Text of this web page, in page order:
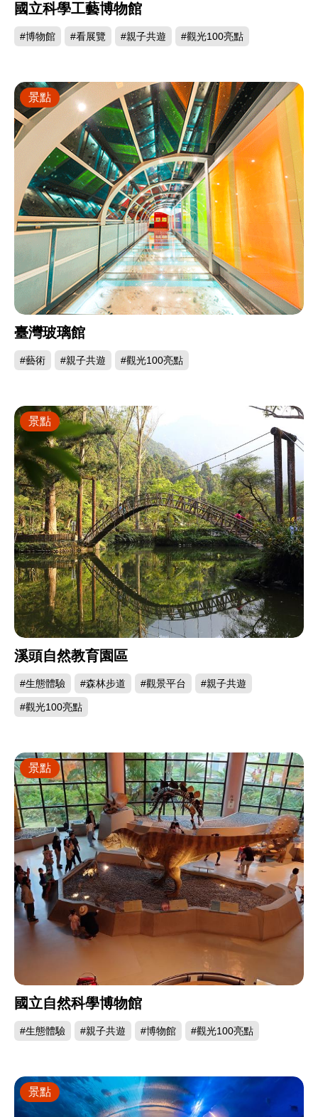
國立科學工藝博物館
#博物館 #看展覽 #親子共遊 #觀光100亮點
臺灣玻璃館
#藝術 #親子共遊 #觀光100亮點
景點
溪頭自然教育園區
#生態體驗 #森林步道 #觀景平台 #親子共遊
#觀光100亮點
景點
國立自然科學博物館
#生態體驗 #親子共遊 #博物館 #觀光100亮點
景點
景點